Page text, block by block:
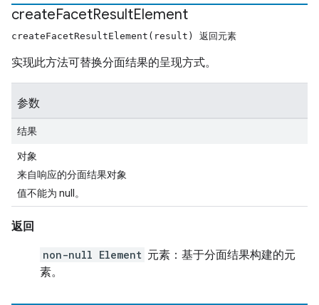
createFacetResultElement
createFacetResultElement(result) 返回元素
实现此方法可替换分面结果的呈现方式。
参数
结果
对象
来自响应的分面结果对象
值不能为 null。
返回
non-null Element 元素：基于分面结果构建的元
素。